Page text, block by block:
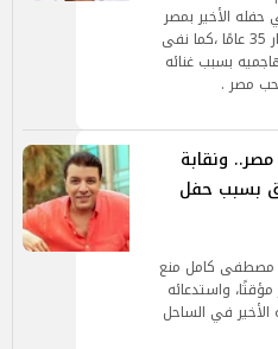
الأخير بمصر
ويؤكد أن الموقف تكرر كثيرًا على مدار 35 عامًا ،كما نفى
بسبب غنائه
حب مصر .
ونقابة
بسبب حفل
مصطفى كامل منع
واستدعائه
في الساحل